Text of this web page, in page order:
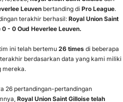
Leuvenbertanding di Pro League.
terakhir berhasil: Royal Union Saint
0 - 0 Oud Heverlee Leuven.
ini telah bertemu 26 timesdi beberapa
berdasarkan data yang kami miliki
mereka.
26 pertandingan-pertandingan
Royal Union Saint Gilloise telah